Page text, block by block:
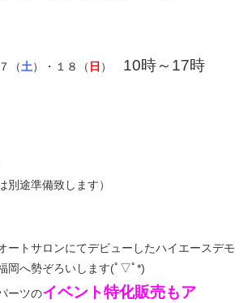
（土）・１８（ 日 ） 10時～17時
別途準備致します）
ートサロンにてデビューしたハイエースデモ
岡へ勢ぞろいします(ﾟ▽ﾟ*)
ーツのイベント特化販売もア